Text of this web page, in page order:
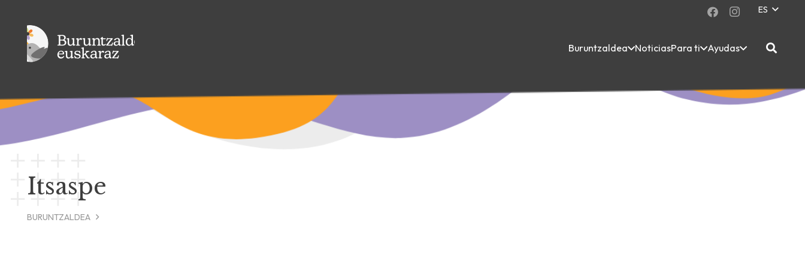
ES
Buruntzaldea NoticiasPara ti Ayudas
Itsaspe
BURUNTZALDEA